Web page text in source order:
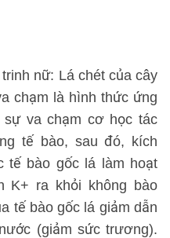
nữ: Lá chét của cây
chạm là hình thức ứng
va chạm cơ học tác
tế bào, sau đó, kích
tế bào gốc lá làm hoạt
K+ ra khỏi không bào
tế bào gốc lá giảm dẫn
(giảm sức trương).